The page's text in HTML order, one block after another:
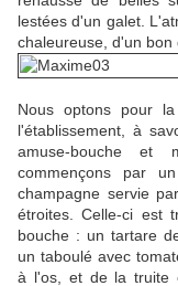
lestées d'un galet.
chaleureuse, d'un bon
Nous optons pour
l'établissement, à
amuse-bouche et
commençons par
champagne servie
étroites. Celle-ci est
bouche : un tartare
un taboulé avec
à l'os, et de la truite